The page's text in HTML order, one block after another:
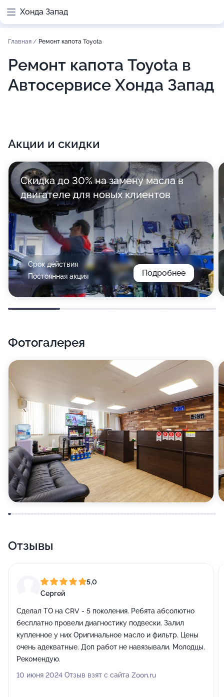
Хонда Запад
Главная / Ремонт капота Toyota
Ремонт капота Toyota в
Автосервисе Хонда Запад
Акции и скидки
Скидка до 30% на замену масла в
двигателе для новых клиентов
Срок действия
Постоянная акция
Подробнее
Фотогалерея
Отзывы
5,0
Сергей
Сделал ТО на CRV - 5 поколения. Ребята абсолютно
бесплатно провели диагностику подвески. Залил
купленное у них Оригинальное масло и фильтр. Цены
очень адекватные. Доп работ не навязывали. Молодцы.
Рекомендую.
10 июня 2024 Отзыв взят с сайта Zoon.ru